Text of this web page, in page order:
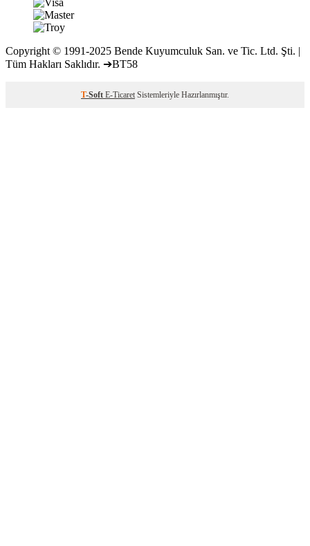
Copyright © 1991-2025 Bende Kuyumculuk San. ve Tic. Ltd. Şti. |
Tüm Hakları Saklıdır. ➔BT58
T-Soft E-Ticaret Sistemleriyle Hazırlanmıştır.